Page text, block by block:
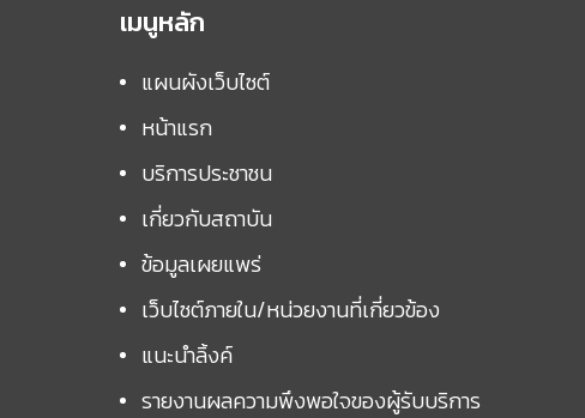
เมนูหลัก
แผนผังเว็บไซต์
หน้าแรก
บริการประชาชน
เกี่ยวกับสถาบัน
ข้อมูลเผยแพร่
เว็บไซต์ภายใน/หน่วยงานที่เกี่ยวข้อง
แนะนำลิ้งค์
รายงานผลความพึงพอใจของผู้รับบริการ